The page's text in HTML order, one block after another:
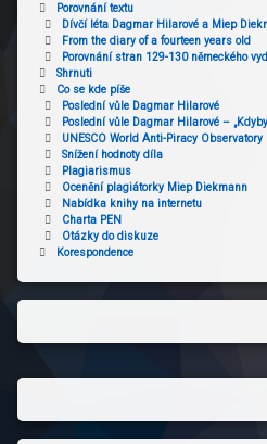
Porovnání textu
Dívčí léta Dagmar Hilarové a Miep
From the diary of a fourteen years old
Porovnání stran 129-130 německého
Shrnuti
Co se kde píše
Poslední vůle Dagmar Hilarové
Poslední vůle Dagmar Hilarové –
UNESCO World Anti-Piracy Observatory
Snížení hodnoty díla
Plagiarismus
Ocenění plagiátorky Miep Diekmann
Nabídka knihy na internetu
Charta PEN
Otázky do diskuze
Korespondence